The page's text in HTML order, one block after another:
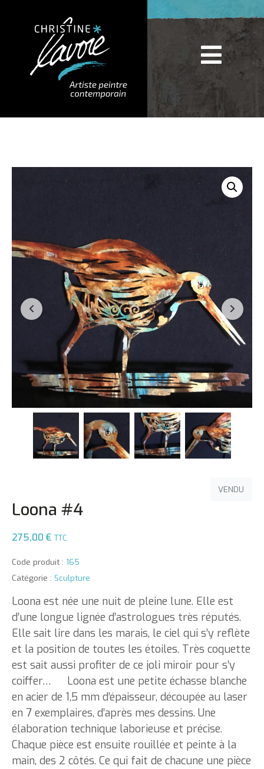
VENDU
Loona #4
275,00 € TTC
Code produit : 165
Catégorie : Sculpture
Loona est née une nuit de pleine lune. Elle est
d’une longue lignée d’astrologues très réputés.
Elle sait lire dans les marais, le ciel qui s’y reflète
et la position de toutes les étoiles. Très coquette
est sait aussi profiter de ce joli miroir pour s’y
coiffer… Loona est une petite échasse blanche
en acier de 1,5 mm d’épaisseur, découpée au laser
en 7 exemplaires, d’après mes dessins. Une
élaboration technique laborieuse et précise.
Chaque pièce est ensuite rouillée et peinte à la
main, des 2 côtés. Ce qui fait de chacune une pièce